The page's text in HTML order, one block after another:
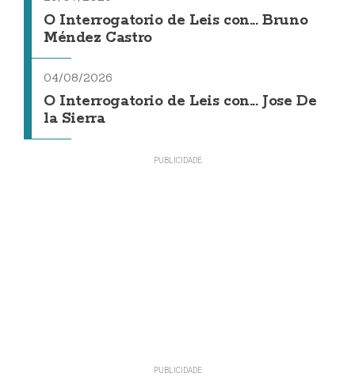
O Interrogatorio de Leis con... Bruno
Méndez Castro
04/08/2026
O Interrogatorio de Leis con... Jose De
la Sierra